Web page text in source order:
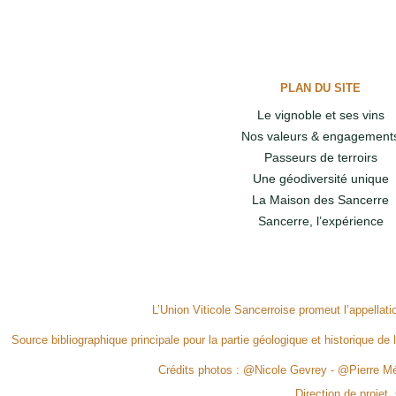
PLAN DU SITE
Le vignoble et ses vins
Nos valeurs &
Passeurs de terroirs
Une géodiversité unique
La Maison des Sancerre
Sancerre, l’expérience
L’Union Viticole Sancerroise promeut
Source bibliographique principale pour la partie géologique et historique
Crédits photos : @Nicole Gevrey - @Pierre